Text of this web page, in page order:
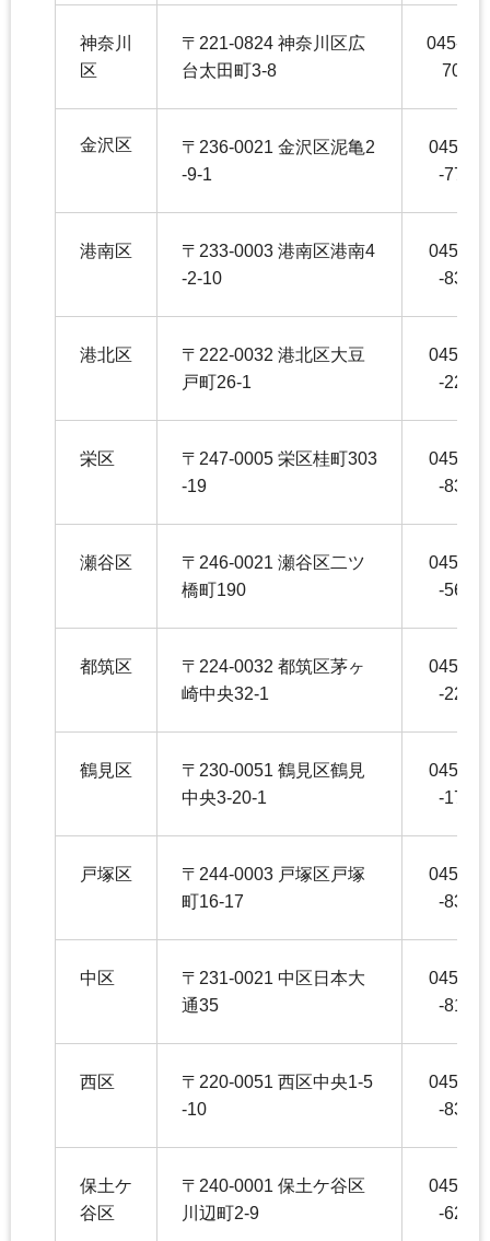
神奈川
区
〒221-0824 神奈川区広
台太田町3-8
045-
7041
金沢区
〒236-0021 金沢区泥亀2
-9-1
045-
-7746
港南区
〒233-0003 港南区港南4
-2-10
045-
-8355
港北区
〒222-0032 港北区大豆
戸町26-1
045-
-2271
栄区
〒247-0005 栄区桂町303
-19
045-
-8350
瀬谷区
〒246-0021 瀬谷区二ツ
橋町190
045-
-5653
都筑区
〒224-0032 都筑区茅ヶ
崎中央32-1
045-
-2263
鶴見区
〒230-0051 鶴見区鶴見
中央3-20-1
045-
-1720
戸塚区
〒244-0003 戸塚区戸塚
町16-17
045-
-8358
中区
〒231-0021 中区日本大
通35
045-
-8196
西区
〒220-0051 西区中央1-5
-10
045-
-8347
保土ケ
谷区
〒240-0001 保土ケ谷区
川辺町2-9
045-
-6244